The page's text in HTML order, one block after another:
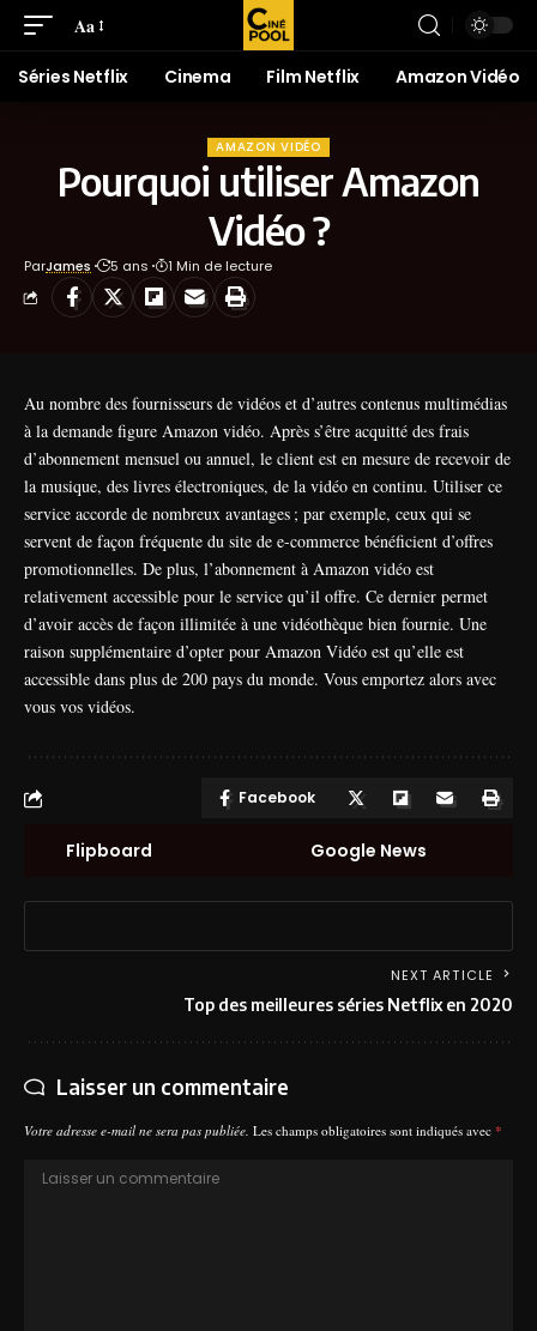
Aa
Séries Netflix Cinema Film Netflix Amazon Vidéo
AMAZON VIDÉO
Pourquoi utiliser Amazon
Vidéo ?
ParJames 5 ans 1 Min de lecture
Au nombre des fournisseurs de vidéos et d’autres contenus multimédias
à la demande figure Amazon vidéo. Après s’être acquitté des frais
d’abonnement mensuel ou annuel, le client est en mesure de recevoir de
la musique, des livres électroniques, de la vidéo en continu. Utiliser ce
service accorde de nombreux avantages ; par exemple, ceux qui se
servent de façon fréquente du site de e-commerce bénéficient d’offres
promotionnelles. De plus, l’abonnement à Amazon vidéo est
relativement accessible pour le service qu’il offre. Ce dernier permet
d’avoir accès de façon illimitée à une vidéothèque bien fournie. Une
raison supplémentaire d’opter pour Amazon Vidéo est qu’elle est
accessible dans plus de 200 pays du monde. Vous emportez alors avec
vous vos vidéos.
Facebook
Flipboard Google News
NEXT ARTICLE
Top des meilleures séries Netflix en 2020
Laisser un commentaire
Votre adresse e-mail ne sera pas publiée. Les champs obligatoires sont indiqués avec *